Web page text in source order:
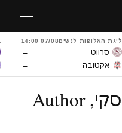
ליגת האלופות לנשים07/08 14:00
סרווט –
אקטובה –
נדב פרץ-וייסוידובסקי, Author